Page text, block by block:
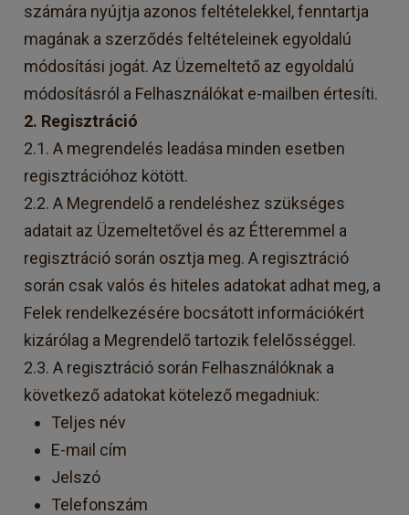
számára nyújtja azonos feltételekkel, fenntartja
magának a szerződés feltételeinek egyoldalú
módosítási jogát. Az Üzemeltető az egyoldalú
módosításról a Felhasználókat e-mailben értesíti.
2. Regisztráció
2.1. A megrendelés leadása minden esetben
regisztrációhoz kötött.
2.2. A Megrendelő a rendeléshez szükséges
adatait az Üzemeltetővel és az Étteremmel a
regisztráció során osztja meg. A regisztráció
során csak valós és hiteles adatokat adhat meg, a
Felek rendelkezésére bocsátott információkért
kizárólag a Megrendelő tartozik felelősséggel.
2.3. A regisztráció során Felhasználóknak a
következő adatokat kötelező megadniuk:
Teljes név
E-mail cím
Jelszó
Telefonszám